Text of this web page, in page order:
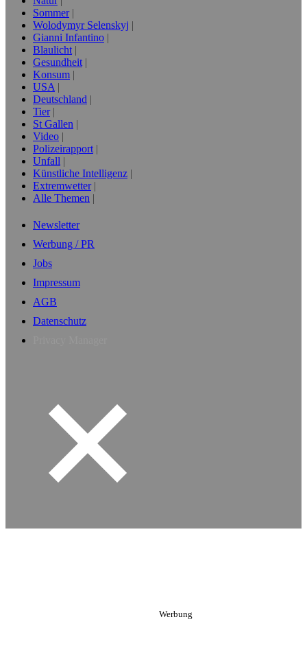
Sommer
Wolodymyr Selenskyj
Gianni Infantino
Blaulicht
Gesundheit
Konsum
USA
Deutschland
Tier
St Gallen
Video
Polizeirapport
Unfall
Künstliche Intelligenz
Extremwetter
Alle Themen
Newsletter
Werbung / PR
Jobs
Impressum
AGB
Datenschutz